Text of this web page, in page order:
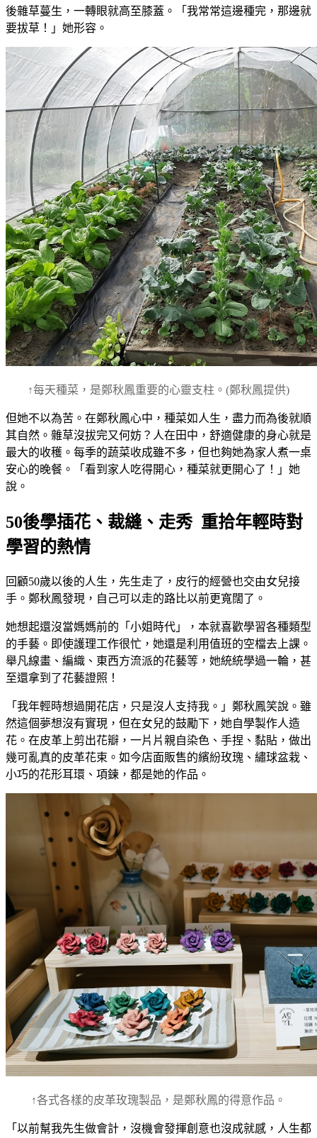
後雜草蔓生，一轉眼就高至膝蓋。「我常常這邊種完，那邊就
要拔草！」她形容。
↑每天種菜，是鄭秋鳳重要的心靈支柱。(鄭秋鳳提供)
但她不以為苦。在鄭秋鳳心中，種菜如人生，盡力而為後就順
其自然。雜草沒拔完又何妨？人在田中，舒適健康的身心就是
最大的收穫。每季的蔬菜收成雖不多，但也夠她為家人煮一桌
安心的晚餐。「看到家人吃得開心，種菜就更開心了！」她
說。
50後學插花、裁縫、走秀 重拾年輕時對
學習的熱情
回顧50歲以後的人生，先生走了，皮行的經營也交由女兒接
手。鄭秋鳳發現，自己可以走的路比以前更寬闊了。
她想起還沒當媽媽前的「小姐時代」，本就喜歡學習各種類型
的手藝。即使護理工作很忙，她還是利用值班的空檔去上課。
舉凡線畫、編織、東西方流派的花藝等，她統統學過一輪，甚
至還拿到了花藝證照！
「我年輕時想過開花店，只是沒人支持我。」鄭秋鳳笑說。雖
然這個夢想沒有實現，但在女兒的鼓勵下，她自學製作人造
花。在皮革上剪出花瓣，一片片親自染色、手捏、黏貼，做出
幾可亂真的皮革花束。如今店面販售的繽紛玫瑰、繡球盆栽、
小巧的花形耳環、項鍊，都是她的作品。
↑各式各樣的皮革玫瑰製品，是鄭秋鳳的得意作品。
「以前幫我先生做會計，沒機會發揮創意也沒成就感，人生都